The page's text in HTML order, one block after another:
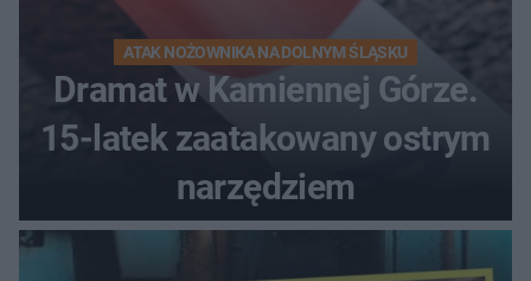
ATAK NOŻOWNIKA NA DOLNYM ŚLĄSKU
Dramat w Kamiennej Górze.
15-latek zaatakowany ostrym
narzędziem